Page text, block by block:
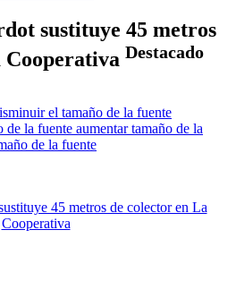
sustituye 45 metros
Cooperativa Destacado
el tamaño de la fuente
aumentar tamaño de la